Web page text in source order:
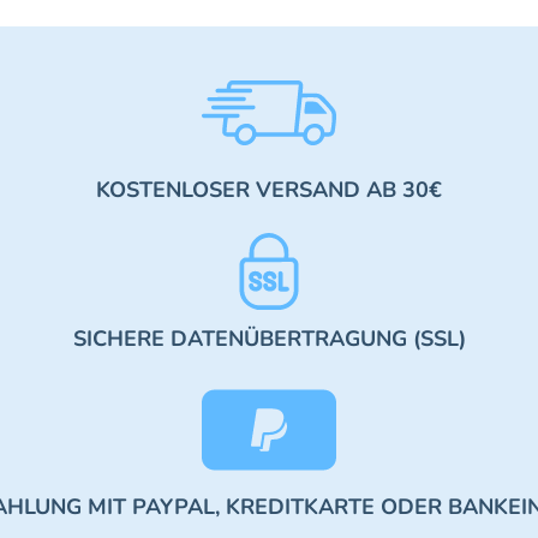
KOSTENLOSER VERSAND AB 30€
SICHERE DATENÜBERTRAGUNG (SSL)
MIT PAYPAL, KREDITKARTE ODER